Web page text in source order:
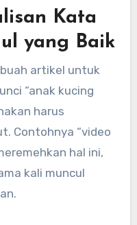
Kata
yang Baik
artikel untuk
“anak kucing
harus
Contohnya “video
hal ini,
kali muncul